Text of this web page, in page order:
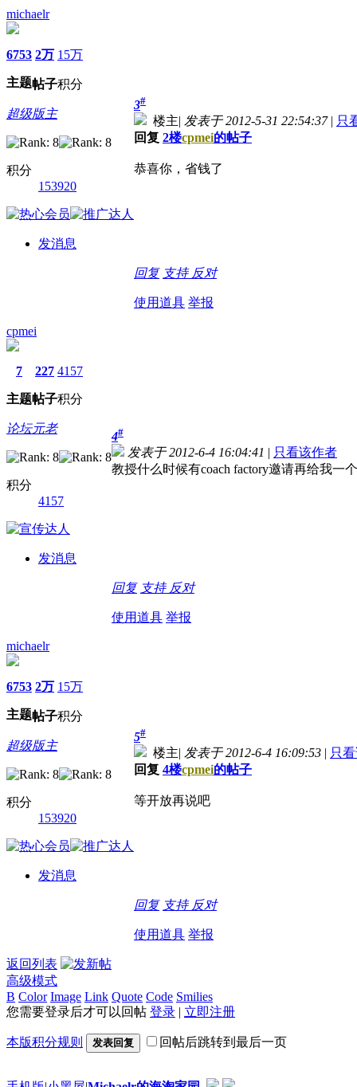
michaelr
6753
主题
2万
帖子
15万
积分
超级版主
积分
153920
发消息
3#
楼主| 发表于 2012-5-31 22:54:37 | 只
回复 2楼cpmei的帖子
恭喜你，省钱了
回复 支持 反对
使用道具 举报
cpmei
7
主题
227
帖子
4157
积分
论坛元老
积分
4157
发消息
4#
发表于 2012-6-4 16:04:41 | 只看该作者
教授什么时候有coach factory邀请再给我一
回复 支持 反对
使用道具 举报
michaelr
6753
主题
2万
帖子
15万
积分
超级版主
积分
153920
发消息
5#
楼主| 发表于 2012-6-4 16:09:53 | 只
回复 4楼cpmei的帖子
等开放再说吧
回复 支持 反对
使用道具 举报
返回列表
高级模式
B Color Image Link Quote Code Smilies
您需要登录后才可以回帖 登录 | 立即注册
本版积分规则 发表回复 回帖后跳转到最后一页